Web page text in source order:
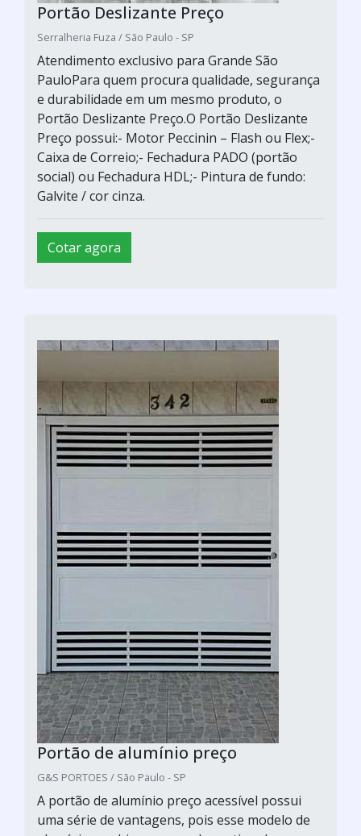
Portão Deslizante Preço
Serralheria Fuza / São Paulo - SP
Atendimento exclusivo para Grande São
PauloPara quem procura qualidade, segurança
e durabilidade em um mesmo produto, o
Portão Deslizante Preço.O Portão Deslizante
Preço possui:- Motor Peccinin – Flash ou Flex;-
Caixa de Correio;- Fechadura PADO (portão
social) ou Fechadura HDL;- Pintura de fundo:
Galvite / cor cinza.
Cotar agora
Portão de alumínio preço
G&S PORTOES / São Paulo - SP
A portão de alumínio preço acessível possui
uma série de vantagens, pois esse modelo de